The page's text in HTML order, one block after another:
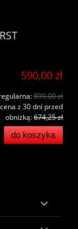
590,00 zł
899,00 zł
z 30 dni przed
obniżką:674,25 zł
do koszyka